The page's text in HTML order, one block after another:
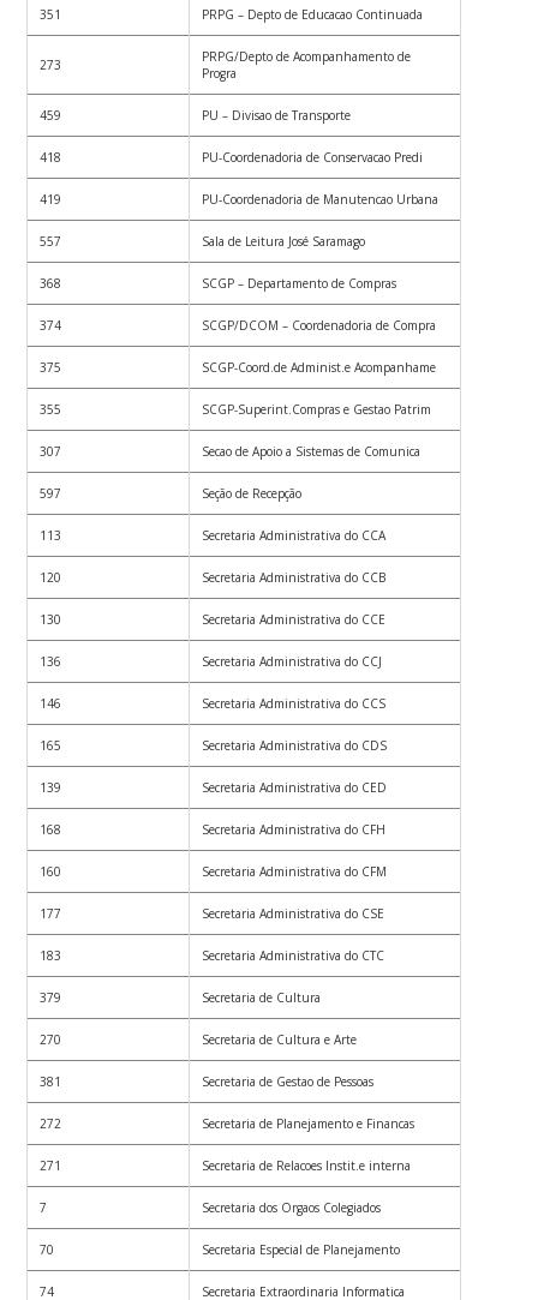
351 PRPG – Depto de Educacao Continuada
273
PRPG/Depto de Acompanhamento de
Progra
459 PU – Divisao de Transporte
418 PU-Coordenadoria de Conservacao Predi
419 PU-Coordenadoria de Manutencao Urbana
557 Sala de Leitura José Saramago
368 SCGP – Departamento de Compras
374 SCGP/DCOM – Coordenadoria de Compra
375 SCGP-Coord.de Administ.e Acompanhame
355 SCGP-Superint.Compras e Gestao Patrim
307 Secao de Apoio a Sistemas de Comunica
597 Seção de Recepção
113 Secretaria Administrativa do CCA
120 Secretaria Administrativa do CCB
130 Secretaria Administrativa do CCE
136 Secretaria Administrativa do CCJ
146 Secretaria Administrativa do CCS
165 Secretaria Administrativa do CDS
139 Secretaria Administrativa do CED
168 Secretaria Administrativa do CFH
160 Secretaria Administrativa do CFM
177 Secretaria Administrativa do CSE
183 Secretaria Administrativa do CTC
379 Secretaria de Cultura
270 Secretaria de Cultura e Arte
381 Secretaria de Gestao de Pessoas
272 Secretaria de Planejamento e Financas
271 Secretaria de Relacoes Instit.e interna
7 Secretaria dos Orgaos Colegiados
70 Secretaria Especial de Planejamento
74 Secretaria Extraordinaria Informatica